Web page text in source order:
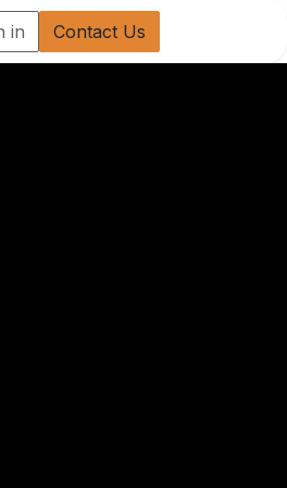
in Contact Us